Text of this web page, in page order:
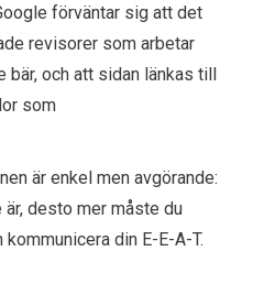
förväntar sig att det
revisorer som arbetar
bär, och att sidan länkas till
som
är enkel men avgörande:
desto mer måste du
din E-E-A-T.